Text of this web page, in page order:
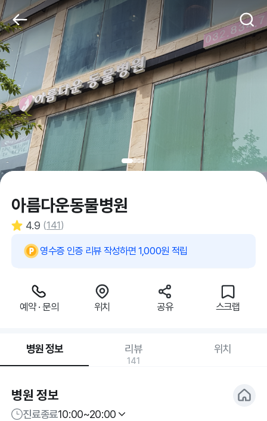
아름다운동물병원
4.9 (141)
영수증 인증 리뷰 작성하면 1,000원 적립
예약 · 문의 위치 공유 스크랩
병원 정보 리뷰
141
위치
병원 정보
진료종료10:00~20:00